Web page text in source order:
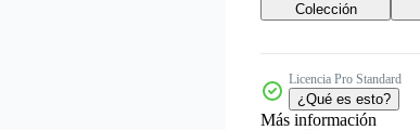
Colección
Licencia Pro Standard
¿Qué es esto?
Más información